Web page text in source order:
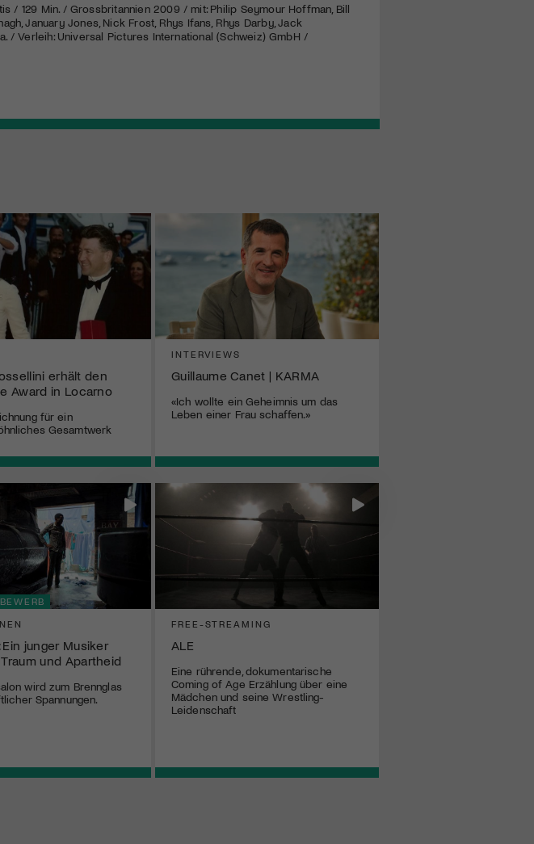
/ 129 Min. / Grossbritannien 2009 / mit: Philip Seymour Hoffman, Bill
January Jones, Nick Frost, Rhys Ifans, Rhys Darby, Jack
/ Verleih: Universal Pictures International (Schweiz) GmbH /
erhält den
Award in Locarno
für ein
Gesamtwerk
INTERVIEWS
Guillaume Canet | KARMA
«Ich wollte ein Geheimnis um das
Leben einer Frau schaffen.»
Ein junger Musiker
und Apartheid
wird zum Brennglas
Spannungen.
FREE-STREAMING
ALE
Eine rührende, dokumentarische
Coming of Age Erzählung über eine
Mädchen und seine Wrestling-
Leidenschaft